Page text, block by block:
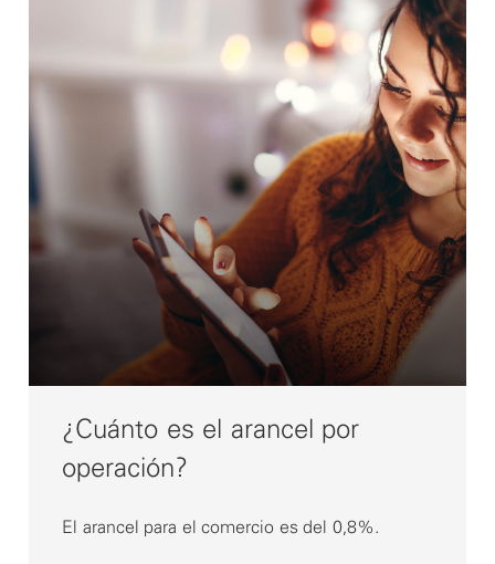
¿Cuánto es el arancel por
operación?
El arancel para el comercio es del 0,8%.